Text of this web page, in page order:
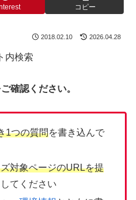
コピー
2018.02.10 2026.04.28
内検索
確認ください。
1つの質問を書き込んで
対象ページのURLを提
てください